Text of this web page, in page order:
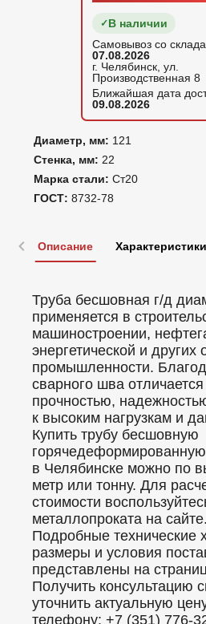
Диаметр, мм: 121
Стенка, мм: 22
Марка стали: Ст20
ГОСТ: 8732-78
В наличии
Самовывоз со склада
07.08.2026
г. Челябинск, ул.
Производственная 8
Ближайшая дата
09.08.2026
Описание Характеристики
Труба бесшовная г/д
применяется в
машиностроении,
энергетической и других
промышленности.
сварного шва
прочностью,
к высоким нагрузкам и
Купить трубу бесшовную
в Челябинске можно по
метр или тонну. Для
стоимости
металлопроката на сайте.
Подробные технические
размеры и условия
представлены на
Получить консультацию
уточнить актуальную
телефону: +7 (351) 776-